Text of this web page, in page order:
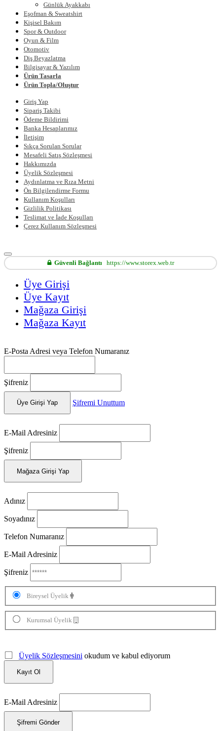
Günlük Ayakkabı
Eşofman & Sweatshirt
Kişisel Bakım
Spor & Outdoor
Oyun & Film
Otomotiv
Diş Beyazlatma
Bilgisayar & Yazılım
Ürün Tasarla
Ürün Topla/Oluştur
Giriş Yap
Sipariş Takibi
Ödeme Bildirimi
Banka Hesaplarımız
İletişim
Sıkça Sorulan Sorular
Mesafeli Satış Sözleşmesi
Hakkımızda
Üyelik Sözleşmesi
Aydınlatma ve Rıza Metni
Ön Bilgilendirme Formu
Kullanım Koşulları
Gizlilik Politikası
Teslimat ve İade Koşulları
Çerez Kullanım Sözleşmesi
Güvenli Bağlantı https://www.storex.web.tr
Üye Girişi
Üye Kayıt
Mağaza Girişi
Mağaza Kayıt
E-Posta Adresi veya Telefon Numaranız
Şifreniz
Üye Girişi Yap Şifremi Unuttum
E-Mail Adresiniz
Şifreniz
Mağaza Girişi Yap
Adınız
Soyadınız
Telefon Numaranız
E-Mail Adresiniz
Şifreniz
Bireysel Üyelik
Kurumsal Üyelik
Üyelik Sözleşmesini okudum ve kabul ediyorum
Kayıt Ol
E-Mail Adresiniz
Şifremi Gönder